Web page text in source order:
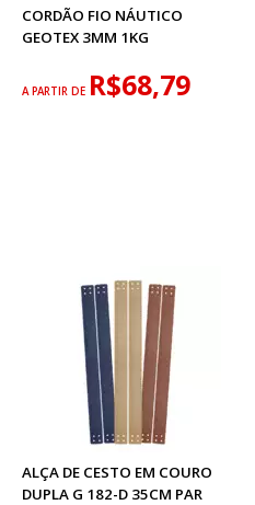
CORDÃO FIO NÁUTICO
GEOTEX 3MM 1KG
A PARTIR DE R$68,79
ALÇA DE CESTO EM COURO
DUPLA G 182-D 35CM PAR